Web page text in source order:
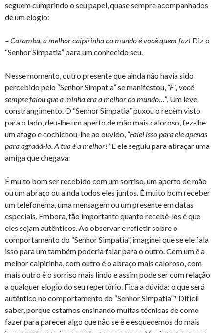
seguem cumprindo o seu papel, quase sempre acompanhados
de um elogio:
– Caramba, a melhor caipirinha do mundo é você quem faz! Diz o
“Senhor Simpatia” para um conhecido seu.
Nesse momento, outro presente que ainda não havia sido
percebido pelo “Senhor Simpatia” se manifestou, “Ei, você
sempre falou que a minha era a melhor do mundo…”. Um leve
constrangimento. O “Senhor Simpatia” puxou o recém visto
para o lado, deu-lhe um aperto de mão mais caloroso, fez-lhe
um afago e cochichou-lhe ao ouvido, “Falei isso para ele apenas
para agradá-lo. A tua é a melhor!”E ele seguiu para abraçar uma
amiga que chegava.
É muito bom ser recebido com um sorriso, um aperto de mão
ou um abraço ou ainda todos eles juntos. É muito bom receber
um telefonema, uma mensagem ou um presente em datas
especiais. Embora, tão importante quanto recebê-los é que
eles sejam autênticos. Ao observar e refletir sobre o
comportamento do “Senhor Simpatia”, imaginei que se ele fala
isso para um também poderia falar para o outro. Com um é a
melhor caipirinha, com outro é o abraço mais caloroso, com
mais outro é o sorriso mais lindo e assim pode ser com relação
a qualquer elogio do seu repertório. Fica a dúvida: o que será
autêntico no comportamento do “Senhor Simpatia”? Difícil
saber, porque estamos ensinando muitas técnicas de como
fazer para parecer algo que não se é e esquecemos do mais